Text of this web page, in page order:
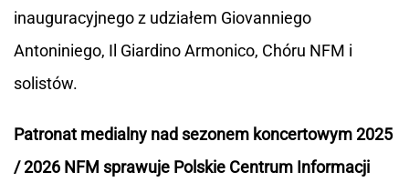
inauguracyjnego z udziałem Giovanniego
Antoniniego, Il Giardino Armonico, Chóru NFM i
solistów.
Patronat medialny nad sezonem koncertowym 2025
/ 2026 NFM sprawuje Polskie Centrum Informacji